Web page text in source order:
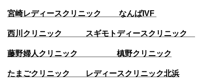
宮崎レディースクリニック なんばIVF
西川クリニック スギモトディースクリニック
藤野婦人クリニック 槙野クリニック
たまごクリニック レディースクリニック北浜